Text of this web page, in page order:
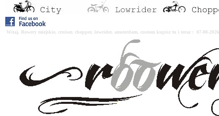
Witaj. Rowery miejskie, cruiser, chopper, lowrider, amsterdam, custom kupisz tu i teraz : 07-08-